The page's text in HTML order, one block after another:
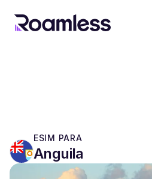
ESIM PARA
Anguila